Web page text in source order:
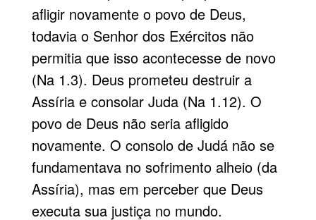
afligir novamente o povo de Deus,
todavia o Senhor dos Exércitos não
permitia que isso acontecesse de novo
(Na 1.3). Deus prometeu destruir a
Assíria e consolar Juda (Na 1.12). O
povo de Deus não seria afligido
novamente. O consolo de Judá não se
fundamentava no sofrimento alheio (da
Assíria), mas em perceber que Deus
executa sua justiça no mundo.